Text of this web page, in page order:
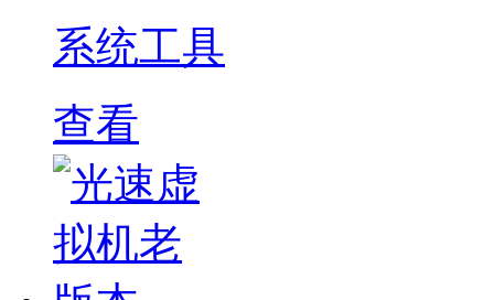
系统工具
查看